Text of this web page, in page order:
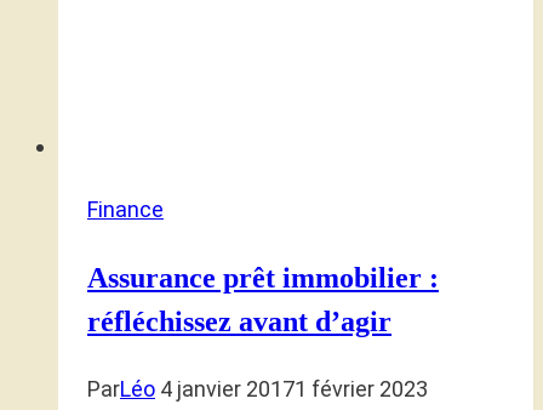
Finance
Assurance prêt immobilier :
réfléchissez avant d’agir
ParLéo 4 janvier 20171 février 2023